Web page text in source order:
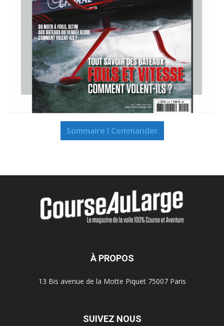
Sommaire I Commander
À PROPOS
13 Bis avenue de la Motte Piquet 75007 Paris
SUIVEZ NOUS